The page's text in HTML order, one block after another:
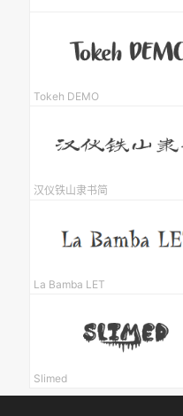
Tokeh DEMO
汉仪铁山隶书简
La Bamba LET
Slimed